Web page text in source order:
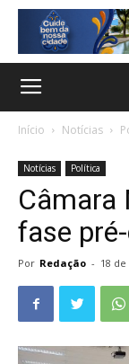
Início Notícias
Notícias Política
Câmara
fase
Por Redação - 18